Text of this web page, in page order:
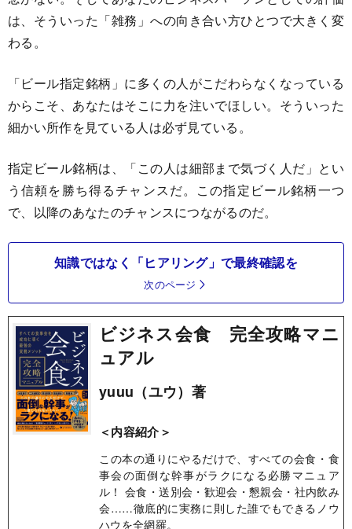
は、そういった「雑務」への向き合い方ひとつで大きく変
わる。
「ビール指定銘柄」に多くの人がこだわらなくなっている
からこそ、あなたはそこに力を注いでほしい。そういった
細かい所作を見ている人は必ず見ている。
指定ビール銘柄は、「この人は細部まで気づく人だ」とい
う信頼を勝ち得るチャンスだ。この指定ビール銘柄一つ
で、以降のあなたのチャンスにつながるのだ。
知識ではなく「ヒアリング」で最終確認を
次のページ
ビジネス会食 完全攻略マニ
ュアル
yuuu（ユウ）著
＜内容紹介＞
この本の通りにやるだけで、すべての会食・食
事会の面倒な幹事がラクになる必勝マニュア
ル！ 会食・送別会・歓迎会・懇親会・社内飲み
会……徹底的に実務に則した誰でもできるノウ
ハウを全網羅。